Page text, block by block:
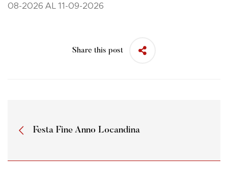
08-2026 AL 11-09-2026
Share this post
Festa Fine Anno Locandina